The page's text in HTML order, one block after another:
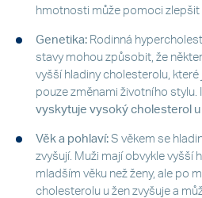
hmotnosti může pomoci zlepšit
Genetika: Rodinná
stavy mohou způsobit, že
vyšší hladiny cholesterolu,
pouze změnami životního stylu.
vyskytuje vysoký cholesterol
Věk a pohlaví: S věkem se
zvyšují. Muži mají obvykle vyšší
mladším věku než ženy, ale po
cholesterolu u žen zvyšuje a